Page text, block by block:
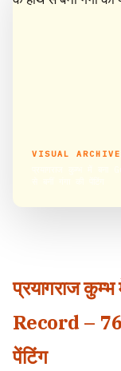
VISUAL ARCHIVE
प्रयागराज
Record –
पेंटिंग